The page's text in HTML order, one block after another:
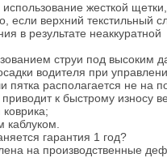
использование жесткой
если верхний текстильный
в результате неаккуратной
струи под высоким
водителя при
пятка располагается не на
приводит к быстрому износу
коврика;
каблуком.
гарантия 1 год?
на производственные